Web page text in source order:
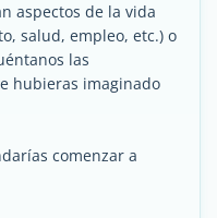
aspectos de la vida
salud, empleo, etc.) o
las
hubieras imaginado
comenzar a